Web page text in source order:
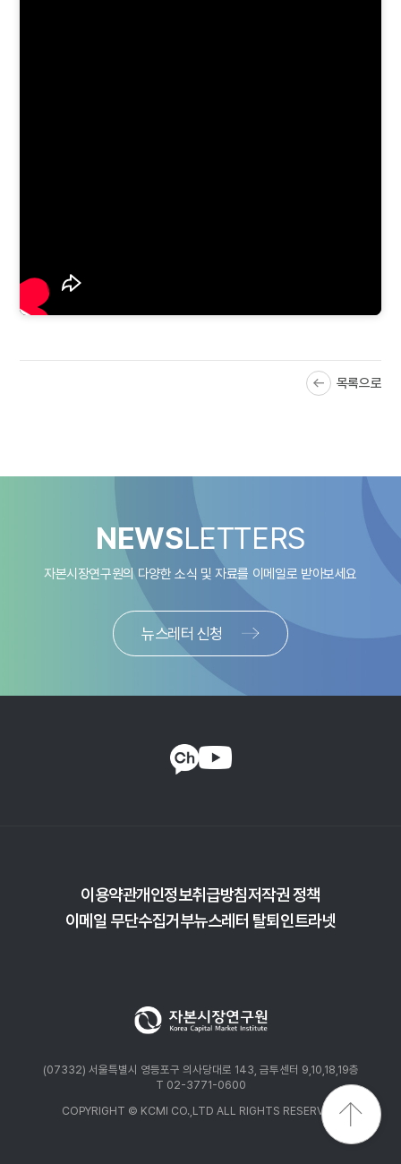
목록으로
NEWSLETTERS
자본시장연구원의 다양한 소식 및 자료를 이메일로 받아보세요
뉴스레터 신청
이용약관개인정보취급방침저작권 정책
이메일 무단수집거부뉴스레터 탈퇴 인트라넷
(07332) 서울특별시 영등포구 의사당대로 143, 금투센터 9,10,18,19층
T 02-3771-0600
COPYRIGHT © KCMI CO.,LTD ALL RIGHTS RESERVED.